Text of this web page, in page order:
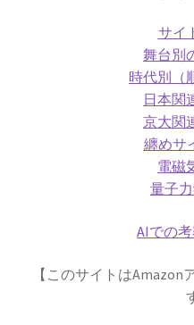
アウグス
【深海と成層圏に挑
アメリカ関係
ベンジャミンフラン
サイ
舞台別
時代別（
日本関
京大関
纏めサ
電磁
量子
AIでの考
【このサイトはAmazon